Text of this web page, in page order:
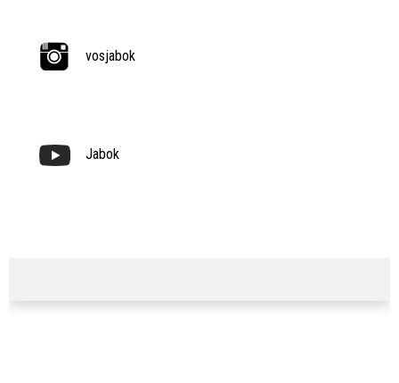
vosjabok
Jabok